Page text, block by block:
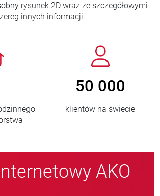
rysunek 2D wraz ze szczegółowymi
innych informacji.
50 000
klientów na świecie
AKO